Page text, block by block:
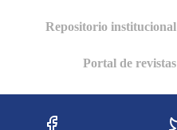
Repositorio institucional
Portal de revistas